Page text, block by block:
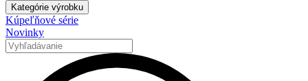
Kategórie výrobku
Kúpeľňové série
Novinky